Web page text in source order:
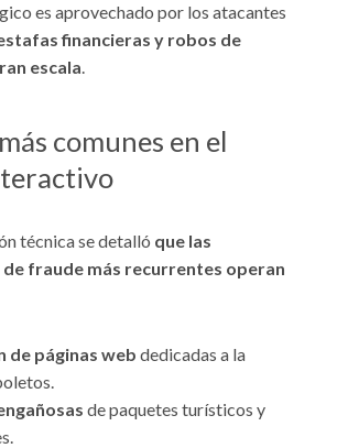
es aprovechado por los atacantes
financieras y robos de
escala.
comunes en el
técnica se detalló que las
fraude más recurrentes operan
de páginas web dedicadas a la
de paquetes turísticos y